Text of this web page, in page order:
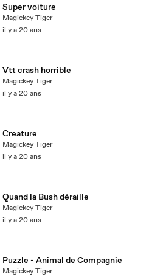
Super voiture
Magickey Tiger
il y a 20 ans
Vtt crash horrible
Magickey Tiger
il y a 20 ans
Creature
Magickey Tiger
il y a 20 ans
Quand la Bush déraille
Magickey Tiger
il y a 20 ans
Puzzle - Animal de Compagnie
Magickey Tiger